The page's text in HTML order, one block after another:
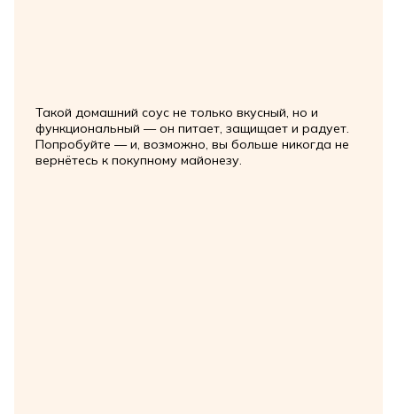
Такой домашний соус не только вкусный, но и
функциональный — он питает, защищает и радует.
Попробуйте — и, возможно, вы больше никогда не
вернётесь к покупному майонезу.